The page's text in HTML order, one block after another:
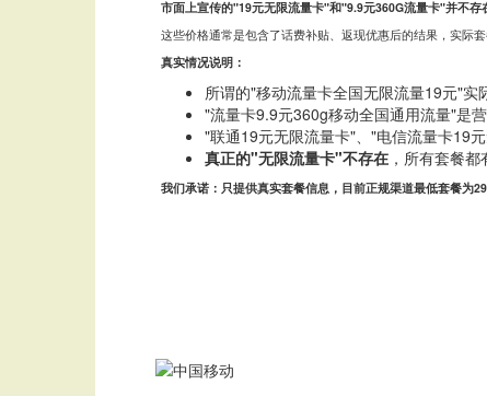
市面上宣传的"19元无限流量卡"和"9.9元360G流量卡"并不存
这些价格通常是包含了话费补贴、返现优惠后的结果，实际套
真实情况说明：
所谓的"移动流量卡全国无限流量19元"
"流量卡9.9元360g移动全国通用流量"是
"联通19元无限流量卡"、"电信流量卡19
真正的"无限流量卡"不存在 ，所有套餐
我们承诺：只提供真实套餐信息，目前正规渠道最低套餐为